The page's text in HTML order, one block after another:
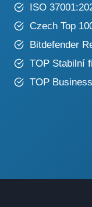
ISO
Czech Top
Bitdefender
TOP Stabilní
TOP